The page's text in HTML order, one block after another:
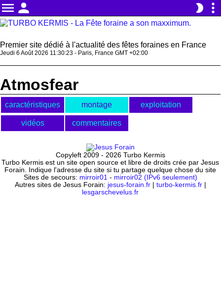
menu person brightness_2 more_vert
Premier site dédié à l'actualité des fêtes foraines en France
Jeudi 6 Août 2026 11:30:23 - Paris, France GMT +02:00
Atmosfear
caractéristiques montage exploitation
vidéos commentaires
Copyleft 2009 - 2026 Turbo Kermis
Turbo Kermis est un site open source et libre de droits crée par Jesus
Forain. Indique l'adresse du site si tu partage quelque chose du site
Sites de secours: mirroir01 - mirroir02 (IPv6 seulement)
Autres sites de Jesus Forain: jesus-forain.fr| turbo-kermis.fr|
lesgarschevelus.fr